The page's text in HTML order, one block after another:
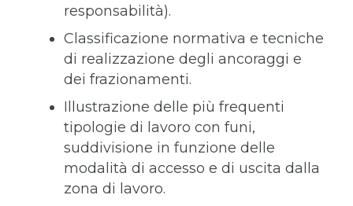
responsabilità).
Classificazione normativa e tecniche
di realizzazione degli ancoraggi e
dei frazionamenti.
Illustrazione delle più frequenti
tipologie di lavoro con funi,
suddivisione in funzione delle
modalità di accesso e di uscita dalla
zona di lavoro.